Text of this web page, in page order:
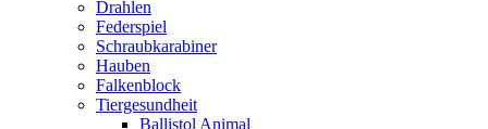
Drahlen
Federspiel
Schraubkarabiner
Hauben
Falkenblock
Tiergesundheit
Ballistol Animal